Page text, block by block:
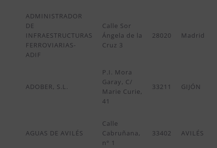
ADMINISTRADOR
DE
INFRAESTRUCTURAS
FERROVIARIAS-
ADIF
Calle Sor
Ángela de la
Cruz 3
28020 Madrid
ADOBER, S.L.
P.I. Mora
Garay, C/
Marie Curie,
41
33211 GIJÓN
AGUAS DE AVILÉS
Calle
Cabruñana,
nº 1
33402 AVILÉS